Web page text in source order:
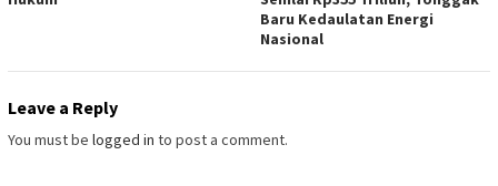
Baru Kedaulatan Energi
Nasional
Leave a Reply
You must be logged in to post a comment.